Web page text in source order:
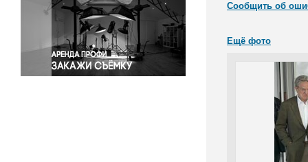
Спорт
Экология
Экономика и бизнес
Сообщить об
Ещё фото